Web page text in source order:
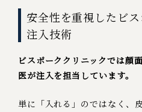
安全性を重視したビ
注入技術
ビスポーククリニックでは顔
医が注入を担当しています。
単に「入れる」のではなく、